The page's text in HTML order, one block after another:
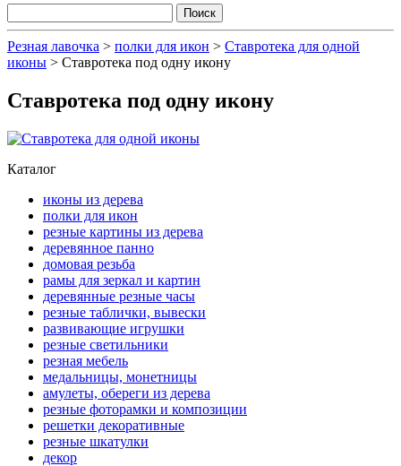
Резная лавочка > полки для икон > Ставротека для одной
иконы > Ставротека под одну икону
Ставротека под одну икону
Каталог
иконы из дерева
полки для икон
резные картины из дерева
деревянное панно
домовая резьба
рамы для зеркал и картин
деревянные резные часы
резные таблички, вывески
развивающие игрушки
резные светильники
резная мебель
медальницы, монетницы
амулеты, обереги из дерева
резные фоторамки и композиции
решетки декоративные
резные шкатулки
декор